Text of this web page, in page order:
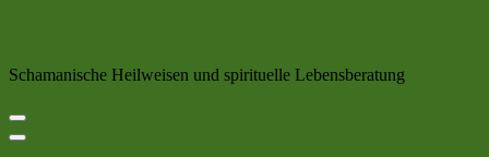
Schamanische Heilweisen und spirituelle Lebensberatung